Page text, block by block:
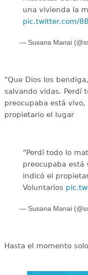
una vivienda la
pic.twitter.com/
— Susana Manai
"Que Dios los
salvando vidas. Perdí
preocupaba está
propietario el lugar
"Perdí todo lo
preocupaba está
indicó el
Voluntarios
— Susana Manai
Hasta el momento